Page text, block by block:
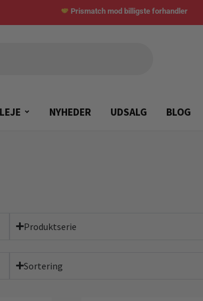
Prismatch mod billigste forhandler
NYHEDER UDSALG BLOG
Produktserie
Sortering